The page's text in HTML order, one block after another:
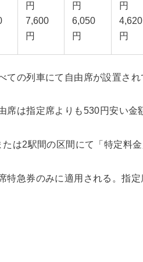
円
7,600
円
円
6,050
円
円
4,620
円
ての列車にて自由席が設置され
席は指定席よりも530円安い金
は2駅間の区間にて「特定料
特急券のみに適用される。指